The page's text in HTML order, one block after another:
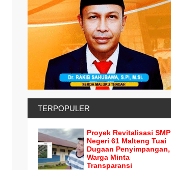
TERPOPULER
Proyek Revitalisasi SMP
Negeri 61 Malteng Tuai
Dugaan Penyimpangan,
Warga Minta
Transparansi